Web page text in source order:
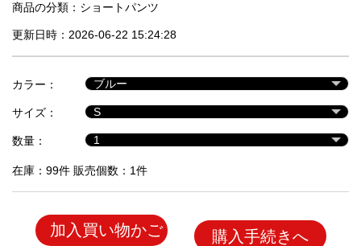
セ
ル
品
商品の分類： ショートパンツ
更新日時：2026-06-22 15:24:28
カラー：
サイズ：
数量：
在庫：99件 販売個数：1件
加入買い物かご 購入手続きへ